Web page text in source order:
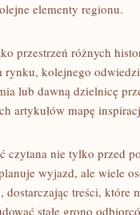
elementy regionu.
przestrzeń różnych
rynku, kolejnego
lub dawną dzielnicę
artykułów mapę
czytana nie tylko przed
wyjazd, ale wiele
dostarczając treści, które
stałe grono